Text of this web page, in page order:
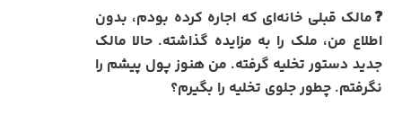
❓مالک قبلی خانه‌ای که اجاره کرده بودم، بدون
اطلاع من، ملک را به مزایده گذاشته. حالا مالک
جدید دستور تخلیه گرفته. من هنوز پول پیشم را
نگرفتم. چطور جلوی تخلیه را بگیرم؟